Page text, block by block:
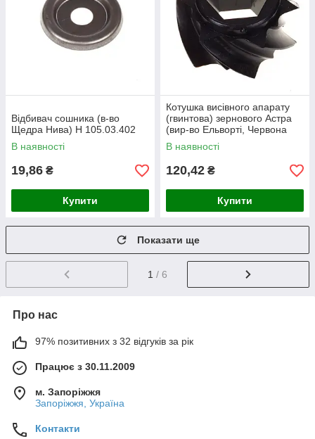
Відбивач сошника (в-во
Щедра Нива) Н 105.03.402
В наявності
19,86 ₴
Купити
Котушка висівного апарату
(гвинтова) зернового Астра
(вир-во Ельворті, Червона
Зірка) 400.00.022
В наявності
120,42 ₴
Купити
Показати ще
1 / 6
Про нас
97% позитивних з 32 відгуків за рік
Працює з 30.11.2009
м. Запоріжжя
Запоріжжя, Україна
Контакти